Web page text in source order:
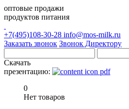
оптовые продажи
продуктов питания
+7(495)108-30-28 info@mos-milk.ru
Заказать звонок Звонок Директору
Скачать
презентацию:
0
Нет товаров